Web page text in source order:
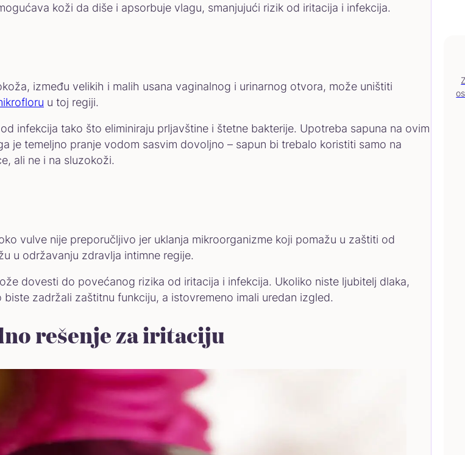
koži da diše i apsorbuje vlagu, smanjujući rizik od iritacija i infekcija.
između velikih i malih usana vaginalnog i urinarnog otvora, može uništiti
u toj regiji.
infekcija tako što eliminiraju prljavštine i štetne bakterije. Upotreba sapuna na ovim
je temeljno pranje vodom sasvim dovoljno – sapun bi trebalo koristiti samo na
ali ne i na sluzokoži.
vulve nije preporučljivo jer uklanja mikroorganizme koji pomažu u zaštiti od
u održavanju zdravlja intimne regije.
dovesti do povećanog rizika od iritacija i infekcija. Ukoliko niste ljubitelj dlaka,
zadržali zaštitnu funkciju, a istovremeno imali uredan izgled.
rešenje za iritaciju